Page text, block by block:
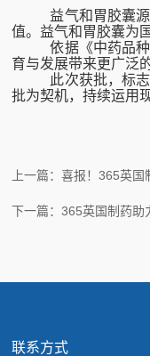
益气和胃胶囊
值。益气和胃胶囊为
依据《中药品
育与发展带来更广泛
此次获批，标
批为契机，持续运用
上一篇：喜报！365英
下一篇：365英国制药助
联系方式